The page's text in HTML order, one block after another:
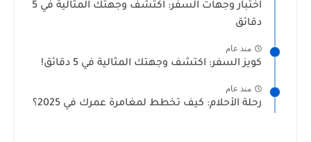
اختبار وجهات السفر: اكتشف وجهتك المثالية في 5
دقائق
منذ عام
كويز السفر: اكتشف وجهتك المثالية في 5 دقائق!
منذ عام
رحلة الأحلام: كيف تخطط لمغامرة عمرك في 2025؟